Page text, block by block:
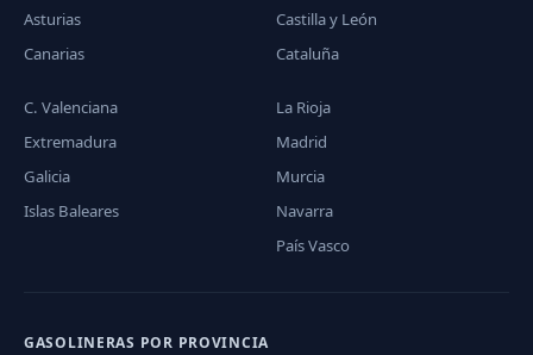
Asturias
Canarias
Castilla y León
Cataluña
C. Valenciana
Extremadura
Galicia
Islas Baleares
La Rioja
Madrid
Murcia
Navarra
País Vasco
GASOLINERAS POR PROVINCIA